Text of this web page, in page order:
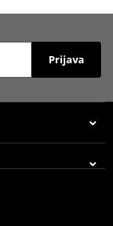
Prijava